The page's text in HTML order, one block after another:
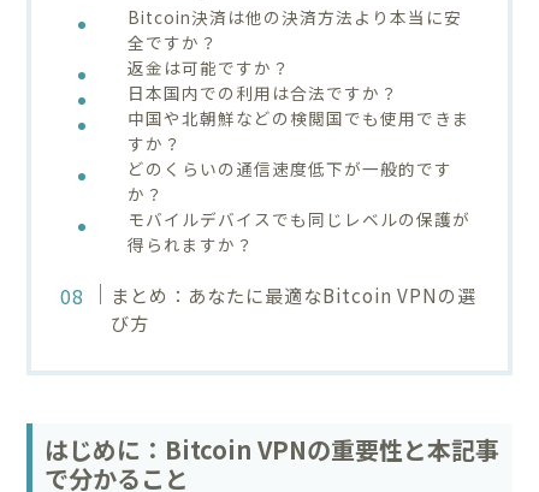
Bitcoin決済は他の決済方法より本当に安
全ですか？
返金は可能ですか？
日本国内での利用は合法ですか？
中国や北朝鮮などの検閲国でも使用できま
すか？
どのくらいの通信速度低下が一般的です
か？
モバイルデバイスでも同じレベルの保護が
得られますか？
まとめ：あなたに最適なBitcoin VPNの選
び方
はじめに：Bitcoin VPNの重要性と本記事
で分かること